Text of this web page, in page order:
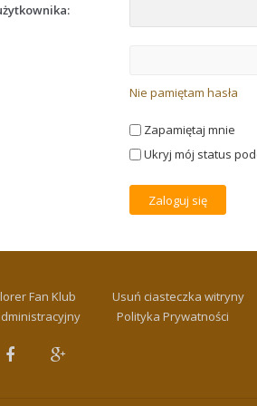
Nie pamiętam hasła
Zapamiętaj mnie
Ukryj mój status
Fan Klub
Usuń ciasteczka witryny
Polityka Prywatności